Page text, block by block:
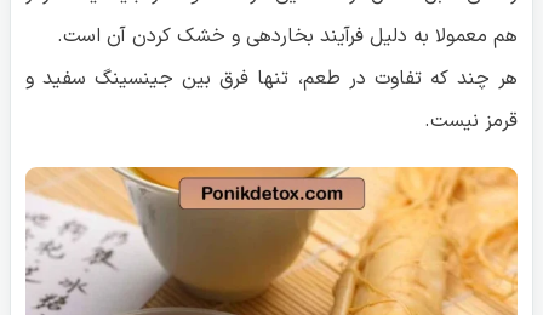
هم معمولا به دلیل فرآیند بخاردهی و خشک کردن آن است.
هر چند که تفاوت در طعم، تنها فرق بین جینسینگ سفید و
قرمز نیست.